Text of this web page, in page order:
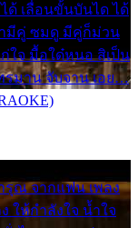
ด้ เลื่อนขั้นบันได ได้
ามีคู่ ซมดู มีคู่ก็ม่วน
ใจ มื้อใด๋หนอ สิเป็น
รมาน จับจาน เอย…
ณ จากแฟน เพลง
ให้กำลังใจ น้ำใจ